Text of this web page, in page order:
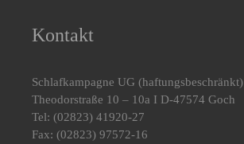
Kontakt
Schlafkampagne UG (haftungsbeschränkt)
Theodorstraße 10 – 10a I D-47574 Goch
Tel: (02823) 41920-27
Fax: (02823) 97572-16